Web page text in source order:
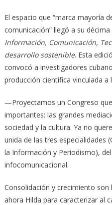
El espacio que “marca mayoría
comunicación” llegó a su
Información, Comunicación,
desarrollo sostenible. Esta
convocó a investigadores
producción científica vinculada a
—Proyectamos un Congreso
importantes: las grandes
sociedad y la cultura. Ya no
unida de las tres especialidades
la Información y Periodismo),
infocomunicacional.
Consolidación y crecimiento
ahora Hilda para caracterizar al